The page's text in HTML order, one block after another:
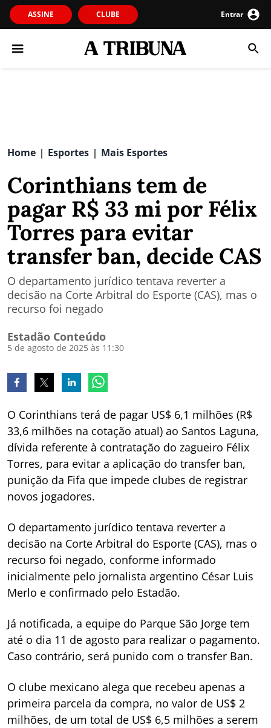
ASSINE CLUBE Entrar
Home | Esportes | Mais Esportes
Corinthians tem de
pagar R$ 33 mi por Félix
Torres para evitar
transfer ban, decide CAS
O departamento jurídico tentava reverter a
decisão na Corte Arbitral do Esporte (CAS), mas o
recurso foi negado
Estadão Conteúdo
5 de agosto de 2025 às 11:30
O Corinthians terá de pagar US$ 6,1 milhões (R$
33,6 milhões na cotação atual) ao Santos Laguna,
dívida referente à contratação do zagueiro Félix
Torres, para evitar a aplicação do transfer ban,
punição da Fifa que impede clubes de registrar
novos jogadores.
O departamento jurídico tentava reverter a
decisão na Corte Arbitral do Esporte (CAS), mas o
recurso foi negado, conforme informado
inicialmente pelo jornalista argentino César Luis
Merlo e confirmado pelo Estadão.
Já notificada, a equipe do Parque São Jorge tem
até o dia 11 de agosto para realizar o pagamento.
Caso contrário, será punido com o transfer Ban.
O clube mexicano alega que recebeu apenas a
primeira parcela da compra, no valor de US$ 2
milhões, de um total de US$ 6,5 milhões a serem